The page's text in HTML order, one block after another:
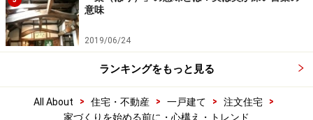
意味
2019/06/24
ランキングをもっと見る
All About > 住宅・不動産 > 一戸建て > 注文住宅
>
家づくりを始める前に・心構え・トレンド